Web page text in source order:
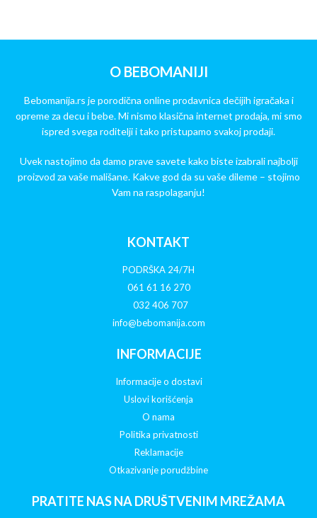
O BEBOMANIJI
Bebomanija.rs je porodična online prodavnica dečijih igračaka i
opreme za decu i bebe. Mi nismo klasična internet prodaja, mi smo
ispred svega roditelji i tako pristupamo svakoj prodaji.
Uvek nastojimo da damo prave savete kako biste izabrali najbolji
proizvod za vaše mališane. Kakve god da su vaše dileme – stojimo
Vam na raspolaganju!
KONTAKT
PODRŠKA 24/7H
061 61 16 270
032 406 707
info@bebomanija.com
INFORMACIJE
Informacije o dostavi
Uslovi korišćenja
O nama
Politika privatnosti
Reklamacije
Otkazivanje porudžbine
PRATITE NAS NA DRUŠTVENIM MREŽAMA